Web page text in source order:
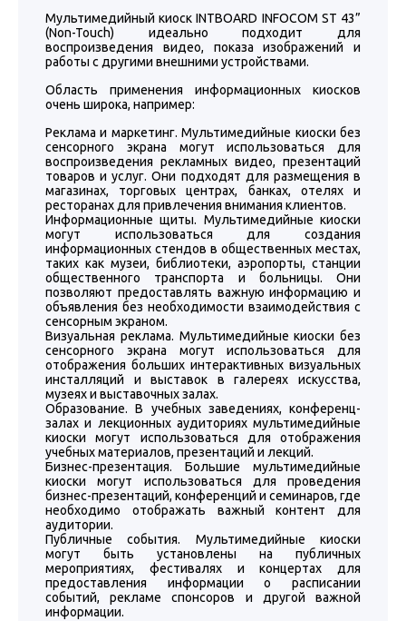
Мультимедийный киоск INTBOARD INFOCOM ST 43”
(Non-Touch) идеально подходит для
воспроизведения видео, показа изображений и
работы с другими внешними устройствами.
Область применения информационных киосков
очень широка, например:
Реклама и маркетинг. Мультимедийные киоски без
сенсорного экрана могут использоваться для
воспроизведения рекламных видео, презентаций
товаров и услуг. Они подходят для размещения в
магазинах, торговых центрах, банках, отелях и
ресторанах для привлечения внимания клиентов.
Информационные щиты. Мультимедийные киоски
могут использоваться для создания
информационных стендов в общественных местах,
таких как музеи, библиотеки, аэропорты, станции
общественного транспорта и больницы. Они
позволяют предоставлять важную информацию и
объявления без необходимости взаимодействия с
сенсорным экраном.
Визуальная реклама. Мультимедийные киоски без
сенсорного экрана могут использоваться для
отображения больших интерактивных визуальных
инсталляций и выставок в галереях искусства,
музеях и выставочных залах.
Образование. В учебных заведениях, конференц-
залах и лекционных аудиториях мультимедийные
киоски могут использоваться для отображения
учебных материалов, презентаций и лекций.
Бизнес-презентация. Большие мультимедийные
киоски могут использоваться для проведения
бизнес-презентаций, конференций и семинаров, где
необходимо отображать важный контент для
аудитории.
Публичные события. Мультимедийные киоски
могут быть установлены на публичных
мероприятиях, фестивалях и концертах для
предоставления информации о расписании
событий, рекламе спонсоров и другой важной
информации.